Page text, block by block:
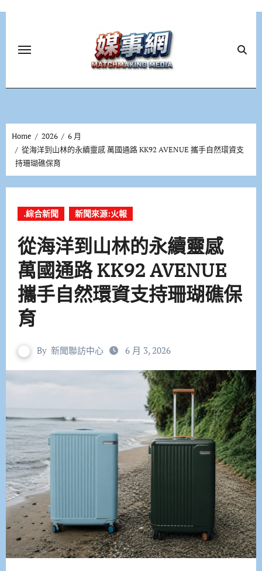
Home 2026
6 月
從海洋到山林的永續靈感 萬國通路 KK92 AVENUE 攜手自然環資支
持珊瑚礁保育
.綜合新聞 新聞來源:火報
從海洋到山林的永續靈感
萬國通路 KK92 AVENUE
攜手自然環資支持珊瑚礁保
育
By 新聞聯訪中心 6 月 3, 2026